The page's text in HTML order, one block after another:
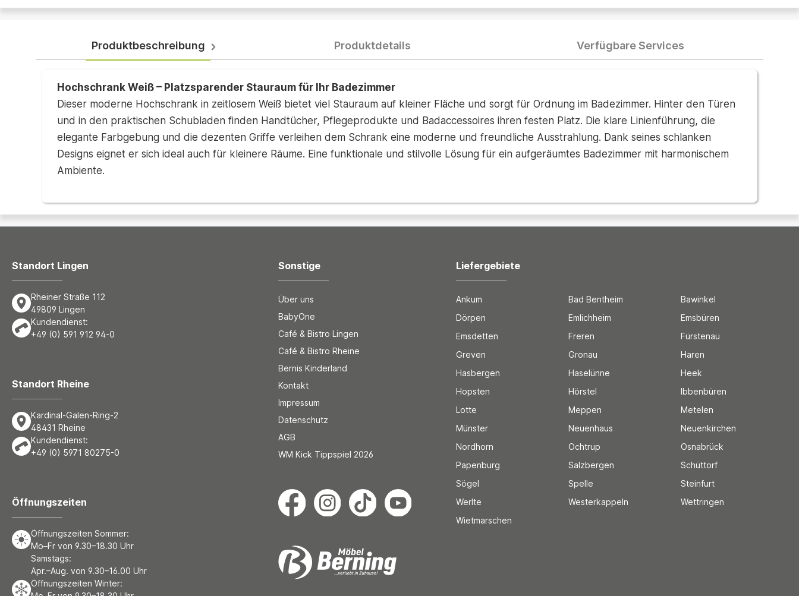
Produktbeschreibung Produktdetails Verfügbare Services
Hochschrank Weiß – Platzsparender Stauraum für Ihr Badezimmer
Dieser moderne Hochschrank in zeitlosem Weiß bietet viel Stauraum auf kleiner Fläche und sorgt für Ordnung im Badezimmer. Hinter den Türen
und in den praktischen Schubladen finden Handtücher, Pflegeprodukte und Badaccessoires ihren festen Platz. Die klare Linienführung, die
elegante Farbgebung und die dezenten Griffe verleihen dem Schrank eine moderne und freundliche Ausstrahlung. Dank seines schlanken
Designs eignet er sich ideal auch für kleinere Räume. Eine funktionale und stilvolle Lösung für ein aufgeräumtes Badezimmer mit harmonischem
Ambiente.
Standort Lingen
Rheiner Straße 112
49809 Lingen
Kundendienst:
+49 (0) 591 912 94-0
Standort Rheine
Kardinal-Galen-Ring-2
48431 Rheine
Kundendienst:
+49 (0) 5971 80275-0
Öffnungszeiten
Öffnungszeiten Sommer:
Mo–Fr von 9.30–18.30 Uhr
Samstags:
Apr.–Aug. von 9.30–16.00 Uhr
Öffnungszeiten Winter:
Sonstige
Über uns
BabyOne
Café & Bistro Lingen
Café & Bistro Rheine
Bernis Kinderland
Kontakt
Impressum
Datenschutz
AGB
WM Kick Tippspiel 2026
Liefergebiete
Ankum Bad Bentheim
Bawinkel
Dörpen
Emlichheim
Emsbüren
Emsdetten
Freren
Fürstenau
Greven
Gronau
Haren
Hasbergen
Haselünne
Heek
Hopsten
Hörstel
Ibbenbüren
Lotte
Meppen
Metelen
Münster
Neuenhaus
Neuenkirchen
Nordhorn
Ochtrup
Osnabrück
Papenburg
Salzbergen
Schüttorf
Sögel
Spelle
Steinfurt
Werlte
Westerkappeln
Wettringen
Wietmarschen